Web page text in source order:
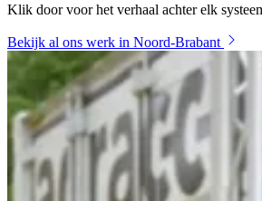
Klik door voor het verhaal achter elk
Bekijk al ons werk in Noord-Brabant